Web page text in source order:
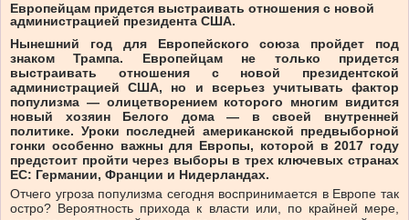
Европейцам придется выстраивать отношения с новой
администрацией президента США.
Нынешний год для Европейского союза пройдет под
знаком Трампа. Европейцам не только придется
выстраивать отношения с новой президентской
администрацией США, но и всерьез учитывать фактор
популизма — олицетворением которого многим видится
новый хозяин Белого дома — в своей внутренней
политике. Уроки последней американской предвыборной
гонки особенно важны для Европы, которой в 2017 году
предстоит пройти через выборы в трех ключевых странах
ЕС: Германии, Франции и Нидерландах.
Отчего угроза популизма сегодня воспринимается в Европе так
остро? Вероятность прихода к власти или, по крайней мере,